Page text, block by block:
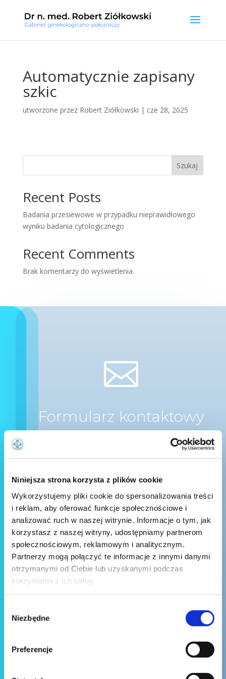
Niniejsza strona korzysta z plików cookie
Wykorzystujemy pliki cookie do spersonalizowania treści
i reklam, aby oferować funkcje społecznościowe i
analizować ruch w naszej witrynie. Informacje o tym, jak
korzystasz z naszej witryny, udostępniamy partnerom
społecznościowym, reklamowym i analitycznym.
Partnerzy mogą połączyć te informacje z innymi danymi
otrzymanymi od Ciebie lub uzyskanymi podczas
korzystania z ich usług.
zgody
Niezbędne
Preferencje
Automatycznie zapisany
szkic
utworzone przez Robert Ziółkowski | cze 28, 2025
Szukaj
Recent Posts
Badania przesiewowe w przypadku nieprawidłowego
wyniku badania cytologicznego
Recent Comments
Brak komentarzy do wyświetlenia.

Formularz kontaktowy
Wyślij wiadomość